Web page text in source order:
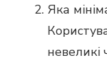
Яка